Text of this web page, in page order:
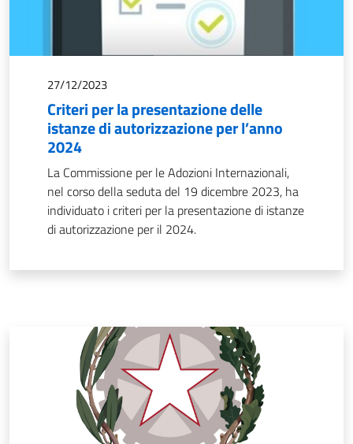
27/12/2023
Criteri per la presentazione delle
istanze di autorizzazione per l’anno
2024
La Commissione per le Adozioni Internazionali,
nel corso della seduta del 19 dicembre 2023, ha
individuato i criteri per la presentazione di istanze
di autorizzazione per il 2024.